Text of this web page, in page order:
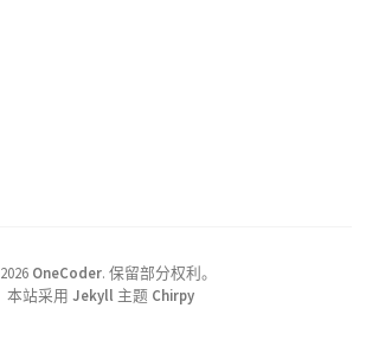
2026 OneCoder. 保留部分权利。
本站采用 Jekyll 主题 Chirpy